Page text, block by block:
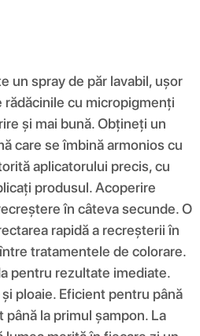
un spray de păr lavabil, ușor
rădăcinile cu micropigmenți
și mai bună. Obțineți un
care se îmbină armonios cu
aplicatorului precis, cu
produsul. Acoperire
în câteva secunde. O
rapidă a recreșterii în
tratamentele de colorare.
pentru rezultate imediate.
ploaie. Eficient pentru până
până la primul șampon. La